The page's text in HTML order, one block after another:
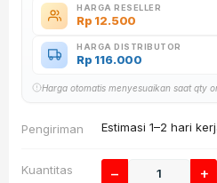
HARGA RESELLER
Rp 12.500
HARGA DISTRIBUTOR
Rp 116.000
Harga otomatis menyesuaikan saat qty
Pengiriman Estimasi 1–2 hari
Kuantitas − +